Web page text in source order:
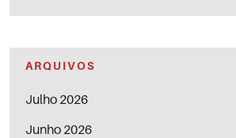
ARQUIVOS
Julho 2026
Junho 2026